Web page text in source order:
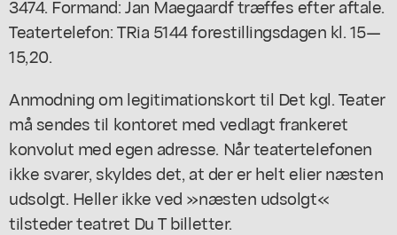
3474. Formand: Jan Maegaardf træffes efter aftale.
Teatertelefon: TRia 5144 forestillingsdagen kl. 15—
15,20.
Anmodning om legitimationskort til Det kgl. Teater
må sendes til kontoret med vedlagt frankeret
konvolut med egen adresse. Når teatertelefonen
ikke svarer, skyldes det, at der er helt elier næsten
udsolgt. Heller ikke ved »næsten udsolgt«
tilsteder teatret Du T billetter.